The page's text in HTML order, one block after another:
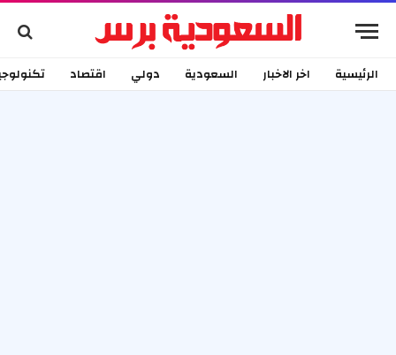
الرئيسية اخر الاخبار السعودية دولي اقتصاد